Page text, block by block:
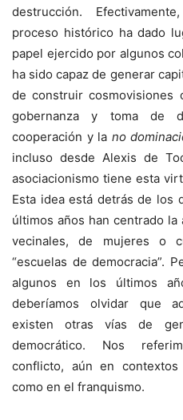
destrucción.
proceso histórico ha dado
papel ejercido por algunos
ha sido capaz de generar
de construir cosmovisiones
gobernanza y toma de
cooperación y la no
incluso desde Alexis de
asociacionismo tiene esta
Esta idea está detrás de los
últimos años han centrado
vecinales, de mujeres o
“escuelas de democracia”.
algunos en los últimos
deberíamos olvidar que
existen otras vías de
democrático. Nos
conflicto, aún en
como en el franquismo.